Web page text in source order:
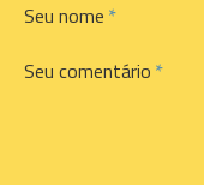
Seu nome
Seu comentário